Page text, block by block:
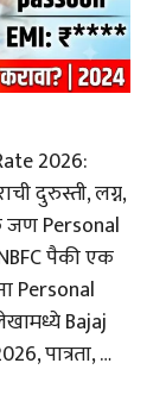
2026:
दुरुस्ती, लग्न,
जण Personal
पैकी एक
Personal
Bajaj
पात्रता, …